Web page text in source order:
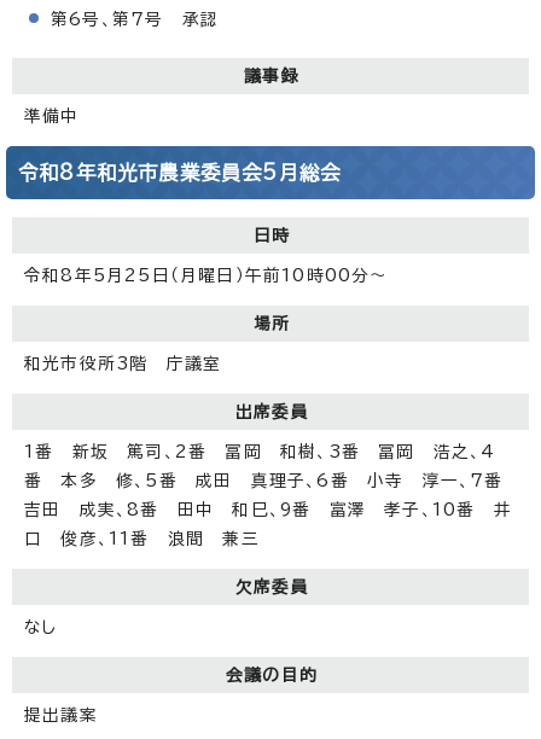
第6号、第7号 承認
議事録
準備中
令和8年和光市農業委員会5月総会
日時
令和8年5月25日（月曜日）午前10時00分～
場所
和光市役所3階 庁議室
出席委員
1番 新坂 篤司、2番 冨岡 和樹、3番 冨岡 浩之、4
番 本多 修、5番 成田 真理子、6番 小寺 淳一、7番
吉田 成実、8番 田中 和巳、9番 富澤 孝子、10番 井
口 俊彦、11番 浪間 兼三
欠席委員
なし
会議の目的
提出議案